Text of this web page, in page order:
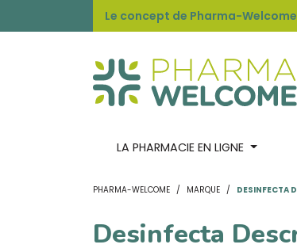
Le concept de Pharma-Welcome
LA PHARMACIE EN LIGNE
PHARMA-WELCOME MARQUE DESINFECTA
Desinfecta